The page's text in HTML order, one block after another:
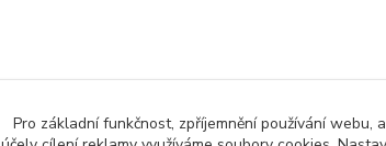
Pro základní funkčnost, zpříjemnění používání